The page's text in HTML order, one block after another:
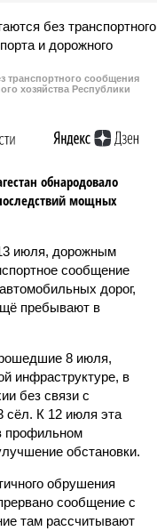
транспортного сообщения
хозяйства Республики
обнародовало
мощных
июля, дорожным
сообщение
дорог,
пребывают в
8 июля,
инфраструктуре, в
без связи с
сёл. К 12 июля эта
профильном
обстановки.
обрушения
сообщение с
там рассчитывают